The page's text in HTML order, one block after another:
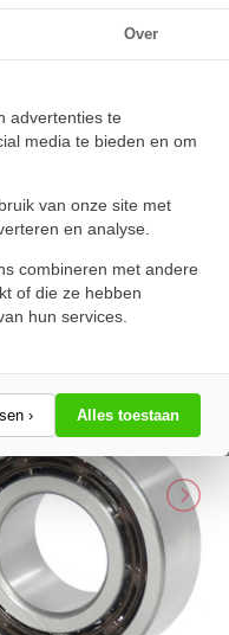
A TN9
Over
advertenties te
media te bieden en om
van onze site met
en analyse.
combineren met andere
of die ze hebben
hun services.
› Alles toestaan
Tweerijig